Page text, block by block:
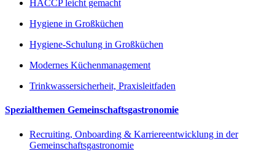
HACCP leicht gemacht
Hygiene in Großküchen
Hygiene-Schulung in Großküchen
Modernes Küchenmanagement
Trinkwassersicherheit, Praxisleitfaden
Spezialthemen Gemeinschaftsgastronomie
Recruiting, Onboarding & Karriereentwicklung in der
Gemeinschaftsgastronomie